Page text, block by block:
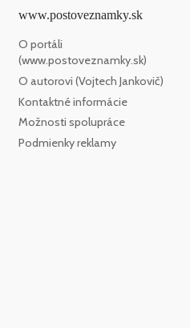
www.postoveznamky.sk
O portáli
(www.postoveznamky.sk)
O autorovi (Vojtech Jankovič)
Kontaktné informácie
Možnosti spolupráce
Podmienky reklamy